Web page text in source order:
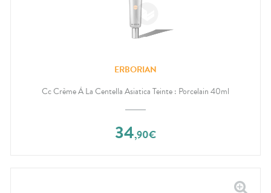
ERBORIAN
Cc Crème À La Centella Asiatica Teinte : Porcelain 40ml
34,90€